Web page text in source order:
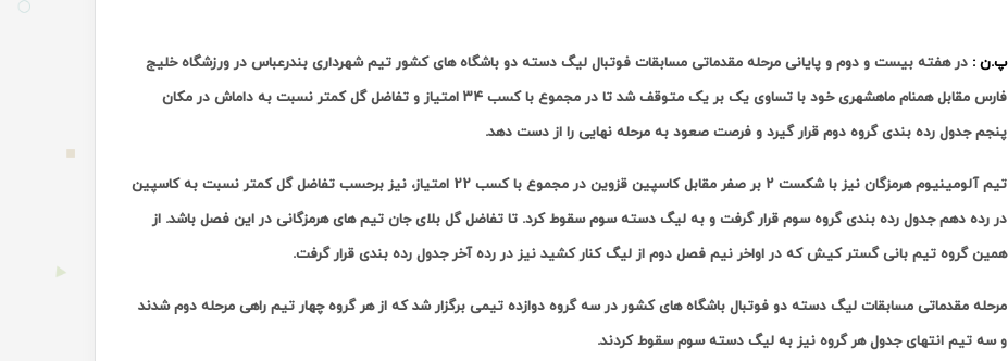
پ.ن : در هفته بیست و دوم و پایانی مرحله مقدماتی مسابقات فوتبال لیگ دسته دو باشگاه های کشور تیم شهرداری بندرعباس در ورزشگاه خلیج
فارس مقابل همنام ماهشهری خود با تساوی یک بر یک متوقف شد تا در مجموع با کسب ۳۴ امتیاز و تفاضل گل کمتر نسبت به داماش در مکان
پنجم جدول رده بندی گروه دوم قرار گیرد و فرصت صعود به مرحله نهایی را از دست دهد.
تیم آلومینیوم هرمزگان نیز با شکست ۲ بر صفر مقابل کاسپین قزوین در مجموع با کسب 22 امتیاز، نیز برحسب تفاضل گل کمتر نسبت به کاسپین
در رده دهم جدول رده بندی گروه سوم قرار گرفت و به لیگ دسته سوم سقوط کرد. تا تفاضل گل بلای جان تیم های هرمزگانی در این فصل باشد. از
همین گروه تیم بانی گستر کیش که در اواخر نیم فصل دوم از لیگ کنار کشید نیز در رده آخر جدول رده بندی قرار گرفت.
مرحله مقدماتی مسابقات لیگ دسته دو فوتبال باشگاه های کشور در سه گروه دوازده تیمی برگزار شد که از هر گروه چهار تیم راهی مرحله دوم شدند
و سه تیم انتهای جدول هر گروه نیز به لیگ دسته سوم سقوط کردند.